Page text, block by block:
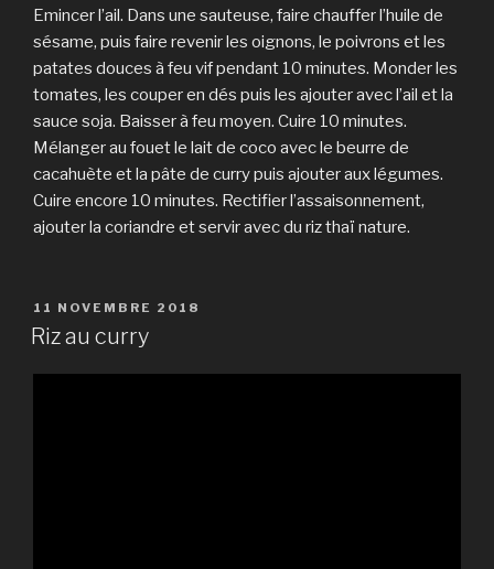
Emincer l’ail. Dans une sauteuse, faire chauffer l’huile de
sésame, puis faire revenir les oignons, le poivrons et les
patates douces à feu vif pendant 10 minutes. Monder les
tomates, les couper en dés puis les ajouter avec l’ail et la
sauce soja. Baisser à feu moyen. Cuire 10 minutes.
Mélanger au fouet le lait de coco avec le beurre de
cacahuète et la pâte de curry puis ajouter aux légumes.
Cuire encore 10 minutes. Rectifier l’assaisonnement,
ajouter la coriandre et servir avec du riz thaï nature.
PUBLIÉ
LE
11 NOVEMBRE 2018
Riz au curry